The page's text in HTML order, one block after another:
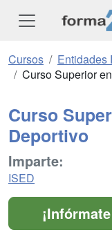
Cursos
Entidades
Curso Superior
Curso
Deportivo
Imparte:
ISED